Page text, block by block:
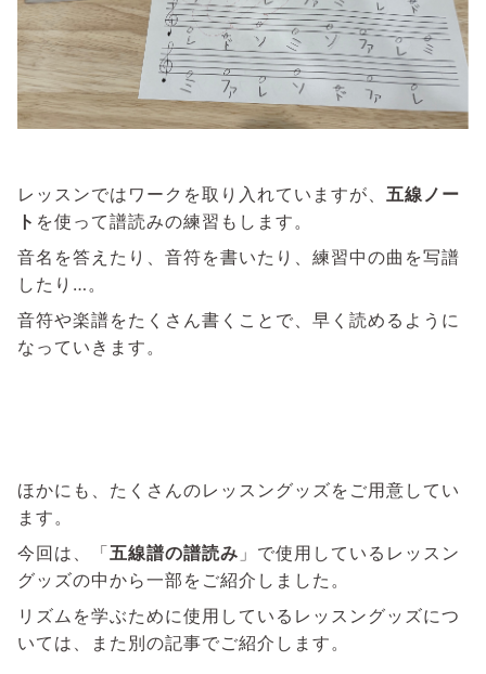
レッスンではワークを取り入れていますが、 五線ノー
ト を使って譜読みの練習もします。
音名を答えたり、音符を書いたり、練習中の曲を写譜
したり…。
音符や楽譜をたくさん書くことで、早く読めるように
なっていきます。
ほかにも、たくさんのレッスングッズをご用意してい
ます。
今回は、「五線譜の譜読み 」で使用しているレッスン
グッズの中から一部をご紹介しました。
リズムを学ぶために使用しているレッスングッズにつ
いては、また別の記事でご紹介します。